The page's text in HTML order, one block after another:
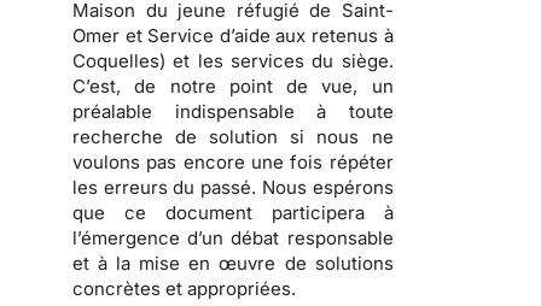
Maison du jeune réfugié de Saint-
Omer et Service d’aide aux retenus à
Coquelles) et les services du siège.
C’est, de notre point de vue, un
préalable indispensable à toute
recherche de solution si nous ne
voulons pas encore une fois répéter
les erreurs du passé. Nous espérons
que ce document participera à
l’émergence d’un débat responsable
et à la mise en œuvre de solutions
concrètes et appropriées.